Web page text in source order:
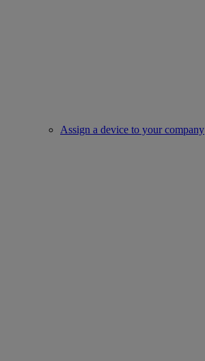
Assign a device to your company